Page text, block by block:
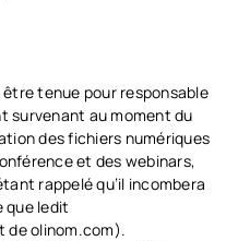
être tenue pour responsable
survenant au moment du
des fichiers numériques
et des webinars,
rappelé qu’il incombera
que ledit
de olinom.com).